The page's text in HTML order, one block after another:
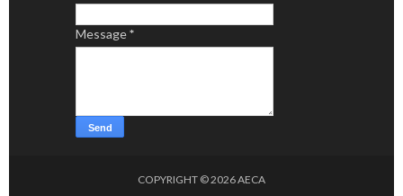
Message*
COPYRIGHT ©2026AECA